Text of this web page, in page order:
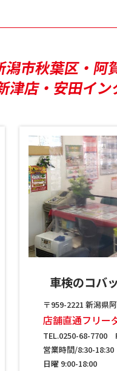
潟市秋葉区・阿
津店・安田イン
車検のコバ
〒959-2221 新潟県
店舗直通フリー
TEL.0250-68-7700
営業時間/8:30-18:30
日曜 9:00-18:00